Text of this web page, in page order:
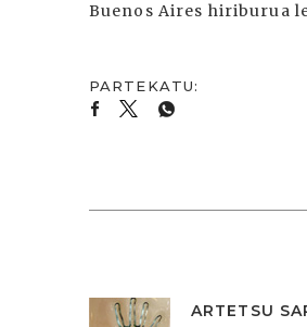
Buenos Aires hiriburua
ARTETSU